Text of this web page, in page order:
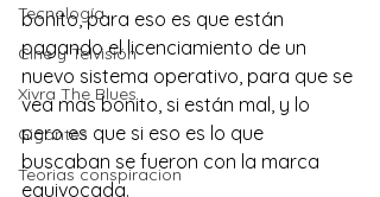
Tecnología
Cine y Telvisión
Xivra The Blues
Gigantes
Teorias conspiracion
bonito, para eso es que están
pagando el licenciamiento de un
nuevo sistema operativo, para que se
vea mas bonito, si están mal, y lo
pero es que si eso es lo que
buscaban se fueron con la marca
equivocada.